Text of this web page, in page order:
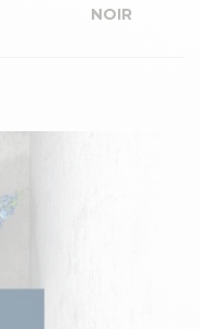
NOIR